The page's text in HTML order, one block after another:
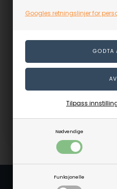
Googles retningslinjer for
Nødvendige
Funksjonelle
Tilpass
Skjøteline 12 mm - 10
På lager
(inkl. mva)